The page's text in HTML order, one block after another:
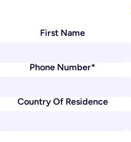
First Name
Phone Number*
Country Of Residence